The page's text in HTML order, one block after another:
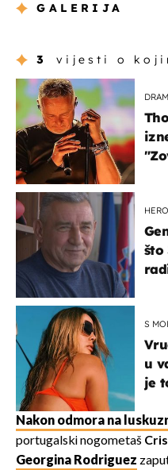
GALERIJA
3 vijesti o
što
S
u
je
Nakon odmora na
portugalski nogometaš
Georgina Rodriguez